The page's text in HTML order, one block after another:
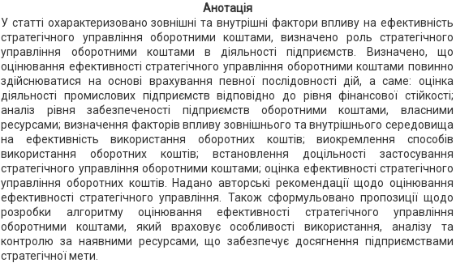
Анотація
У статті охарактеризовано зовнішні та внутрішні фактори впливу на ефективність
стратегічного управління оборотними коштами, визначено роль стратегічного
управління оборотними коштами в діяльності підприємств. Визначено, що
оцінювання ефективності стратегічного управління оборотними коштами повинно
здійснюватися на основі врахування певної послідовності дій, а саме: оцінка
діяльності промислових підприємств відповідно до рівня фінансової стійкості;
аналіз рівня забезпеченості підприємств оборотними коштами, власними
ресурсами; визначення факторів впливу зовнішнього та внутрішнього середовища
на ефективність використання оборотних коштів; виокремлення способів
використання оборотних коштів; встановлення доцільності застосування
стратегічного управління оборотними коштами; оцінка ефективності стратегічного
управління оборотних коштів. Надано авторські рекомендації щодо оцінювання
ефективності стратегічного управління. Також сформульовано пропозиції щодо
розробки алгоритму оцінювання ефективності стратегічного управління
оборотними коштами, який враховує особливості використання, аналізу та
контролю за наявними ресурсами, що забезпечує досягнення підприємствами
стратегічної мети.